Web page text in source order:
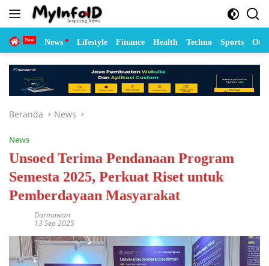
Langsung
Home News Lifestyle Finance Health Techno Sports
Beranda News
News
Unsoed Terima Pendanaan Program
Semesta 2025, Perkuat Riset untuk
Pemberdayaan Masyarakat
Darmawan
13 Sep 2025